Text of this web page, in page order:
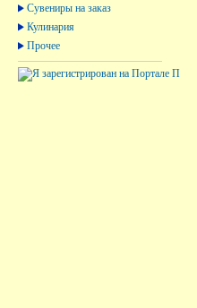
Сувениры на заказ
Кулинария
Прочее